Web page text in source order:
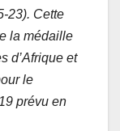
23). Cette
la médaille
d’Afrique et
le
prévu en